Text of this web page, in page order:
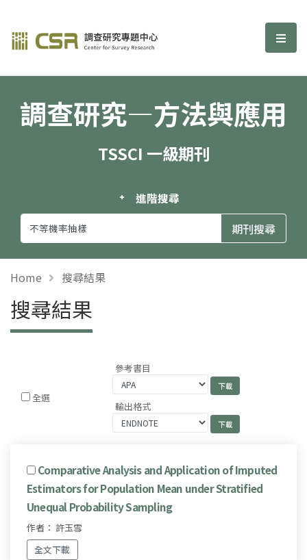
調查研究—方法與應用期刊 選
調查研究—方法與應用
TSSCI 一級期刊
進階搜尋
Home 搜尋結果
搜尋結果
全選
參考書目
輸出格式
Comparative Analysis and Application of Imputed
Estimators for Population Mean under Stratified
Unequal Probability Sampling
作者： 許玉雪
全文下載